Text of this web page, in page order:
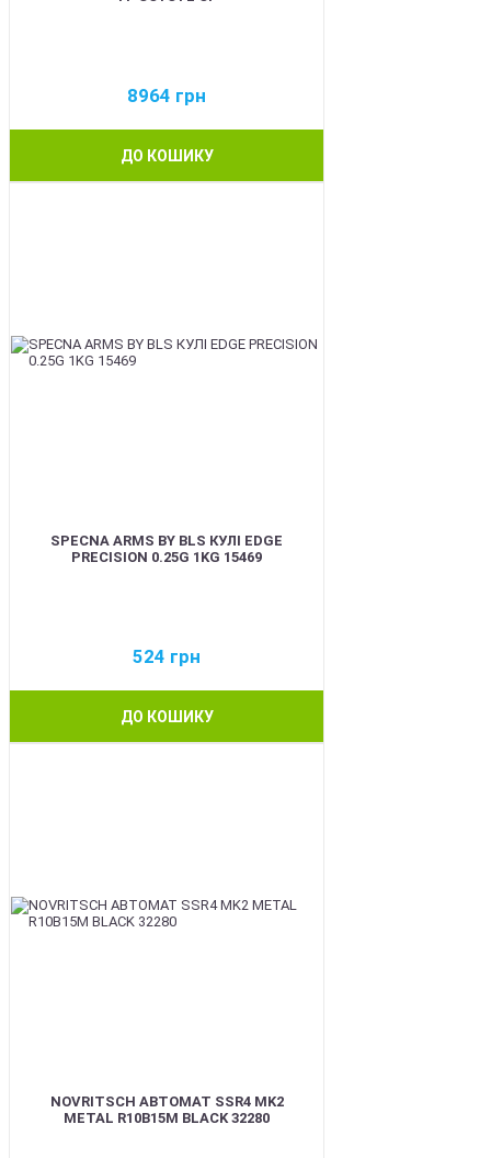
8964 грн
ДО КОШИКУ
SPECNA ARMS BY BLS КУЛІ EDGE
PRECISION 0.25G 1KG 15469
524 грн
ДО КОШИКУ
NOVRITSCH АВТОМАТ SSR4 MK2
METAL R10B15M BLACK 32280